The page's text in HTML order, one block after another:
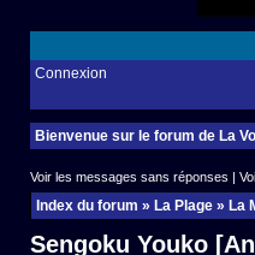
Connexion
Bienvenue sur le forum de La
Voir les messages sans réponses |
Index du forum » La Plage » La
Sengoku Youko